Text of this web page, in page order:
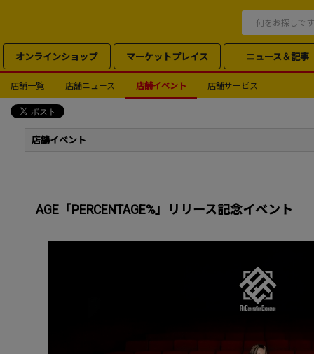
オンラインショップ マーケットプレイス ニュース＆記事
店舗一覧 店舗ニュース 店舗イベント 店舗サービス
店舗イベント
AGE「PERCENTAGE%」リリース記念イベント